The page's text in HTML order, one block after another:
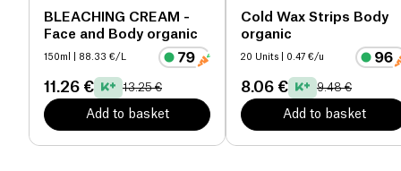
BLEACHING CREAM -
Face and Body organic
150ml | 88.33 €/L
11.26 € 13.25 €
Add to basket
Cold Wax Strips Body
organic
20 Units | 0.47 €/u
8.06 € 9.48 €
Add to basket